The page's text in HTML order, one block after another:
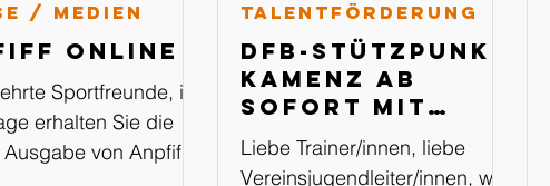
Online
Sportfreunde, in
erhalten Sie die
von Anpfiff
/ Medien
DFB-Stützpunkt
Kamenz ab
sofort mit
WhatsApp
Kanal
Liebe Trainer/innen, liebe
Vereinsjugendleiter/innen, wir
Talentförderung